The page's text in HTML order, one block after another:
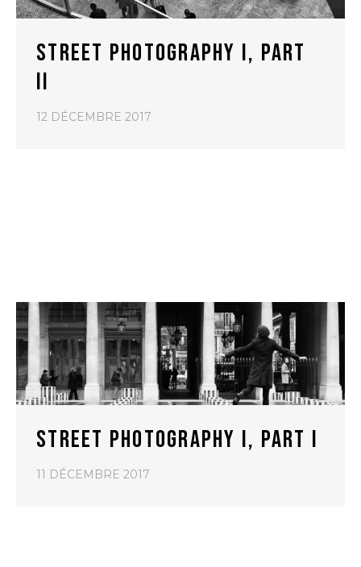
STREET PHOTOGRAPHY I, PART
II
12 DÉCEMBRE 2017
STREET PHOTOGRAPHY I, PART I
11 DÉCEMBRE 2017